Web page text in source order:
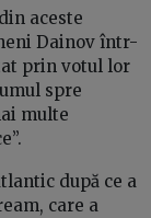
aceste
Dainov într-
prin votul lor
spre
multe
după ce a
care a